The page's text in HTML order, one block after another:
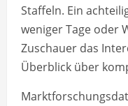
Staffeln. Ein
weniger Tage oder
Zuschauer das
Überblick über